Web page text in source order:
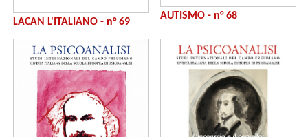
LACAN L'ITALIANO - n° 69
AUTISMO - n° 68